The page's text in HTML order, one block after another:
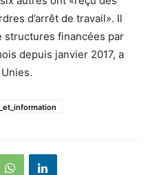
d’arrêt de travail». Il
structures financées par
depuis janvier 2017, a